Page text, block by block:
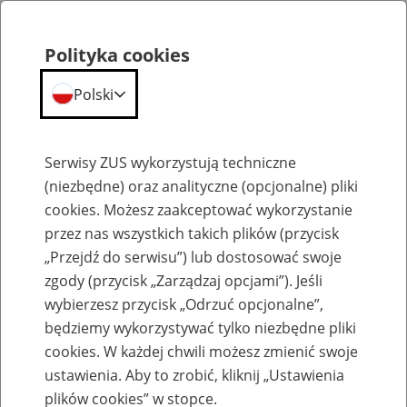
Emerytury
Baza zlikwidowanych lub
przekształconych zakładów pracy
Polityka cookies
Polski
Serwisy ZUS wykorzystują techniczne
(niezbędne) oraz analityczne (opcjonalne) pliki
cookies. Możesz zaakceptować wykorzystanie
przez nas wszystkich takich plików (przycisk
„Przejdź do serwisu”) lub dostosować swoje
zgody (przycisk „Zarządzaj opcjami”). Jeśli
wybierzesz przycisk „Odrzuć opcjonalne”,
będziemy wykorzystywać tylko niezbędne pliki
cookies. W każdej chwili możesz zmienić swoje
ustawienia. Aby to zrobić, kliknij „Ustawienia
plików cookies” w stopce.